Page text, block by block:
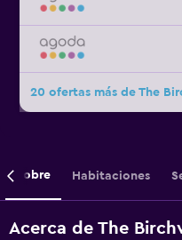
20 ofertas más de The
Sobre Habitaciones
Acerca de The